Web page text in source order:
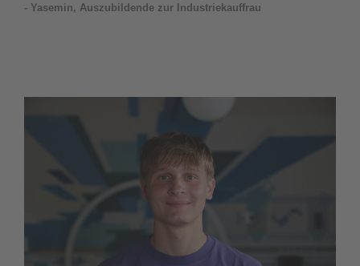
- Yasemin, Auszubildende zur Industriekauffrau